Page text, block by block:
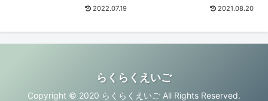
2022.07.19 2021.08.20
らくらくえいご
Copyright © 2020 らくらくえいご All Rights Reserved.